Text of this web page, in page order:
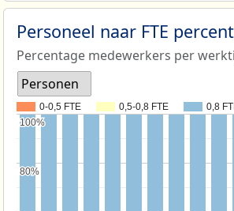
Personeel naar FTE
Percentage medewerkers per
Personen
0-0,5 FTE 0,5-0,8 FTE 0,8
80%
80%
100%
100%